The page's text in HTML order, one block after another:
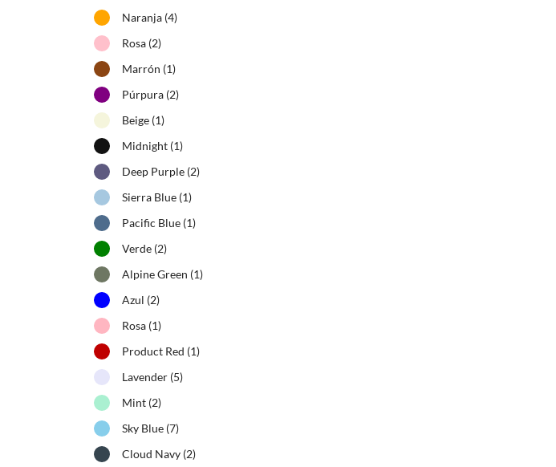
Naranja (4)
Rosa (2)
Marrón (1)
Púrpura (2)
Beige (1)
Midnight (1)
Deep Purple (2)
Sierra Blue (1)
Pacific Blue (1)
Verde (2)
Alpine Green (1)
Azul (2)
Rosa (1)
Product Red (1)
Lavender (5)
Mint (2)
Sky Blue (7)
Cloud Navy (2)